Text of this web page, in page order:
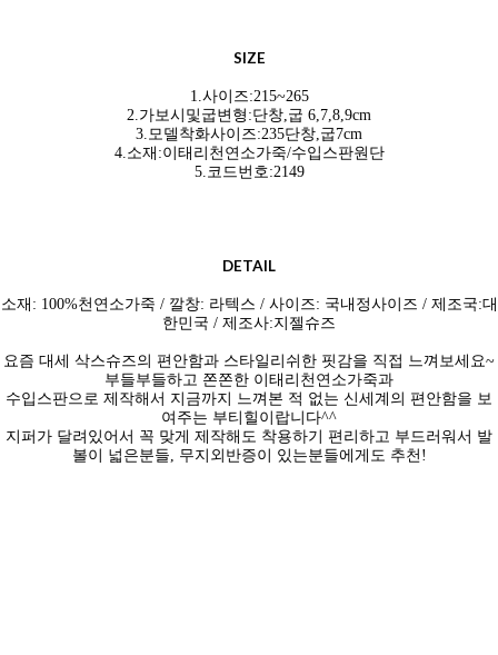
SIZE
1.사이즈:215~265
2.가보시및굽변형:단창,굽 6,7,8,9cm
3.모델착화사이즈:235단창,굽7cm
4.소재:이태리천연소가죽/수입스판원단
5.코드번호:2149
DETAIL
소재: 100%천연소가죽 / 깔창: 라텍스 / 사이즈: 국내정사이즈 / 제조국:대
한민국 / 제조사:지젤슈즈
요즘 대세 삭스슈즈의 편안함과 스타일리쉬한 핏감을 직접 느껴보세요~
부들부들하고 쫀쫀한 이태리천연소가죽과
수입스판으로 제작해서 지금까지 느껴본 적 없는 신세계의 편안함을 보
여주는 부티힐이랍니다^^
지퍼가 달려있어서 꼭 맞게 제작해도 착용하기 편리하고 부드러워서 발
볼이 넓은분들, 무지외반증이 있는분들에게도 추천!